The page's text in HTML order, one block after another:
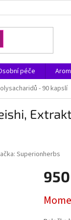
péče
- 90 kapslí
Superionherbs
cena: